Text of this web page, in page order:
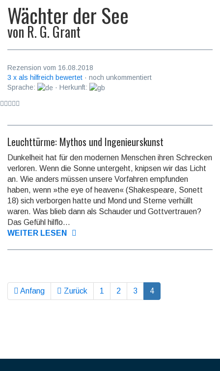
Wächter der See
von R. G. Grant
Rezension vom 16.08.2018
3 x als hilfreich bewertet · noch unkommentiert
Sprache:
· Herkunft:
Leuchttürme: Mythos und Ingenieurskunst
Dunkelheit hat für den modernen Menschen ihren Schrecken
verloren. Wenn die Sonne untergeht, knipsen wir das Licht
an. Wie anders müssen unsere Vorfahren empfunden
haben, wenn »the eye of heaven« (Shakespeare, Sonett
18) sich verborgen hatte und Mond und Sterne verhüllt
waren. Was blieb dann als Schauder und Gottver­trauen?
Das Gefühl hilflo...
WEITER LESEN
Anfang Zurück 1 2 3 4